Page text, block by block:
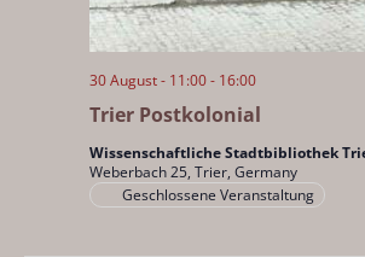
Trier Postkolonial
30 August - 11:00- 16:00
Wissenschaftliche Stadtbibliothek
Weberbach 25, Trier, Germany
Geschlossene Veranstaltung